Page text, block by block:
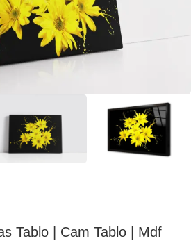
Tablo | Cam Tablo | Mdf